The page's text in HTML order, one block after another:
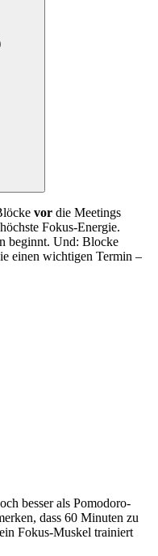
vor die Meetings
Fokus-Energie.
beginnt. Und: Blocke
einen wichtigen Termin –
besser als Pomodoro-
dass 60 Minuten zu
Fokus-Muskel trainiert